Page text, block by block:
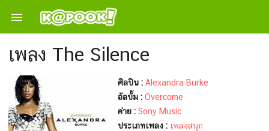

เพลง The Silence
ศิลปิน : Alexandra Burke
อัลบั้ม : Overcome
ค่าย : Sony Music
ประเภทเพลง : เพลงสนุก